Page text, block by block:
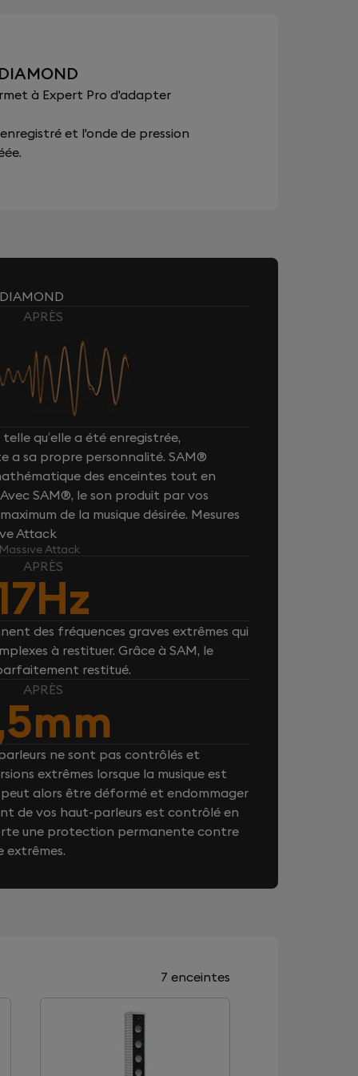
à Expert Pro d'adapter
et l'onde de pression
APRÈS
qu’elle a été enregistrée,
a sa propre personnalité. SAM®
des enceintes tout en
SAM®, le son produit par vos
de la musique désirée. Mesures
Attack
Attack
APRÈS
des fréquences graves extrêmes qui
à restituer. Grâce à SAM, le
restitué.
APRÈS
ne sont pas contrôlés et
extrêmes lorsque la musique est
alors être déformé et endommager
de vos haut-parleurs est contrôlé en
une protection permanente contre
extrêmes.
7 enceintes